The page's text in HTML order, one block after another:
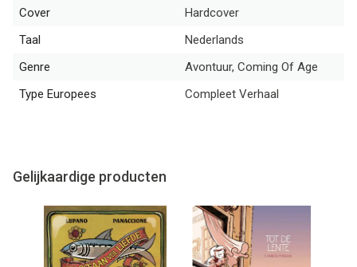
Cover
Hardcover
Taal
Nederlands
Genre
Avontuur, Coming Of Age
Type Europees
Compleet Verhaal
Gelijkaardige producten